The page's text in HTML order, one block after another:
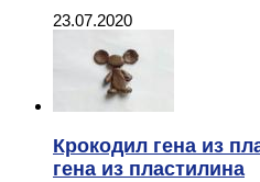
23.07.2020
Крокодил гена из
гена из пластилина